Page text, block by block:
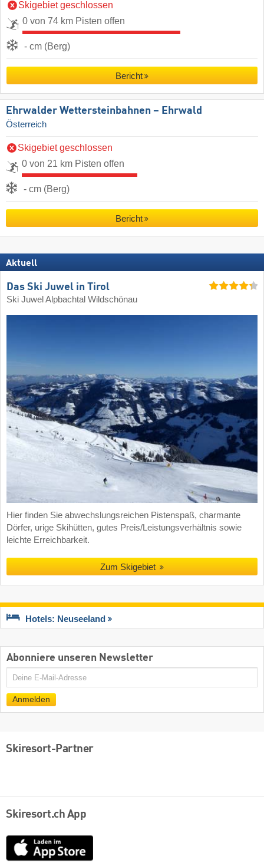
Skigebiet geschlossen
0 von 74 km Pisten offen
- cm (Berg)
Bericht
Ehrwalder Wettersteinbahnen – Ehrwald
Österreich
Skigebiet geschlossen
0 von 21 km Pisten offen
- cm (Berg)
Bericht
Aktuell
Das Ski Juwel in Tirol
Ski Juwel Alpbachtal Wildschönau
Hier finden Sie abwechslungsreichen Pistenspaß, charmante
Dörfer, urige Skihütten, gutes Preis/Leistungsverhältnis sowie
leichte Erreichbarkeit.
Zum Skigebiet
Hotels: Neuseeland
Abonniere unseren Newsletter
E-
Mail
Anmelden
Skiresort-Partner
Skiresort.ch App
App
Store